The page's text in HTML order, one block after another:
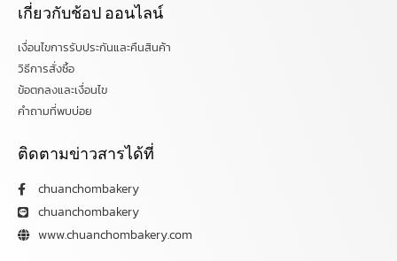
เกี่ยวกับช้อป ออนไลน์
เงื่อนไขการรับประกันและคืนสินค้า
วิธีการสั่งซื้อ
ข้อตกลงและเงื่อนไข
คำถามที่พบบ่อย
ติดตามข่าวสารได้ที่
chuanchombakery
chuanchombakery
www.chuanchombakery.com